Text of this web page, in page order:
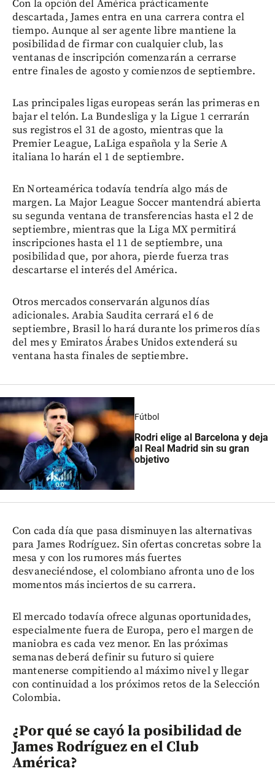
Con la opción del América prácticamente
descartada, James entra en una carrera contra el
tiempo. Aunque al ser agente libre mantiene la
posibilidad de firmar con cualquier club, las
ventanas de inscripción comenzarán a cerrarse
entre finales de agosto y comienzos de septiembre.
Las principales ligas europeas serán las primeras en
bajar el telón. La Bundesliga y la Ligue 1 cerrarán
sus registros el 31 de agosto, mientras que la
Premier League, LaLiga española y la Serie A
italiana lo harán el 1 de septiembre.
En Norteamérica todavía tendría algo más de
margen. La Major League Soccer mantendrá abierta
su segunda ventana de transferencias hasta el 2 de
septiembre, mientras que la Liga MX permitirá
inscripciones hasta el 11 de septiembre, una
posibilidad que, por ahora, pierde fuerza tras
descartarse el interés del América.
Otros mercados conservarán algunos días
adicionales. Arabia Saudita cerrará el 6 de
septiembre, Brasil lo hará durante los primeros días
del mes y Emiratos Árabes Unidos extenderá su
ventana hasta finales de septiembre.
Fútbol
Rodri elige al Barcelona y deja
al Real Madrid sin su gran
objetivo
Con cada día que pasa disminuyen las alternativas
para James Rodríguez. Sin ofertas concretas sobre la
mesa y con los rumores más fuertes
desvaneciéndose, el colombiano afronta uno de los
momentos más inciertos de su carrera.
El mercado todavía ofrece algunas oportunidades,
especialmente fuera de Europa, pero el margen de
maniobra es cada vez menor. En las próximas
semanas deberá definir su futuro si quiere
mantenerse compitiendo al máximo nivel y llegar
con continuidad a los próximos retos de la Selección
Colombia.
¿Por qué se cayó la posibilidad de
James Rodríguez en el Club
América?